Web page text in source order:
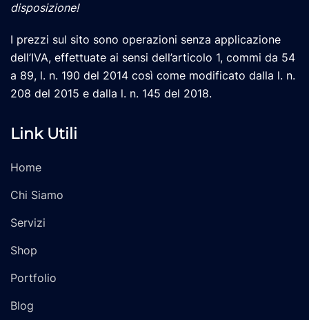
disposizione!
I prezzi sul sito sono operazioni senza applicazione
dell’IVA, effettuate ai sensi dell’articolo 1, commi da 54
a 89, l. n. 190 del 2014 così come modificato dalla l. n.
208 del 2015 e dalla l. n. 145 del 2018.
Link Utili
Home
Chi Siamo
Servizi
Shop
Portfolio
Blog